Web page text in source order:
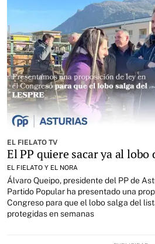
EL FIELATO TV
El PP quiere sacar ya al lobo
EL FIELATO Y EL NORA
Álvaro Queipo, presidente del PP de
Partido Popular ha presentado una
Congreso para que el lobo salga del
protegidas en semanas